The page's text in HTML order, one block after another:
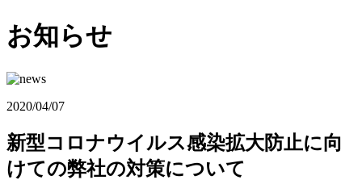
お知らせ
2020/04/07
新型コロナウイルス感染拡大防止に向
けての弊社の対策について